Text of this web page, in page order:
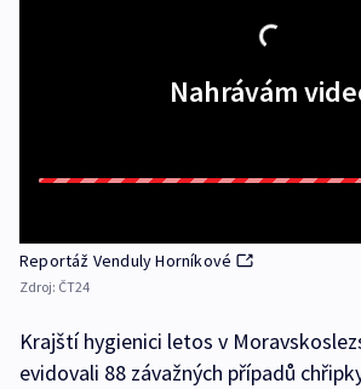
Nahrávám
Reportáž Venduly Horníkové
Zdroj: ČT24
Krajští hygienici letos v
evidovali 88 závažných případů